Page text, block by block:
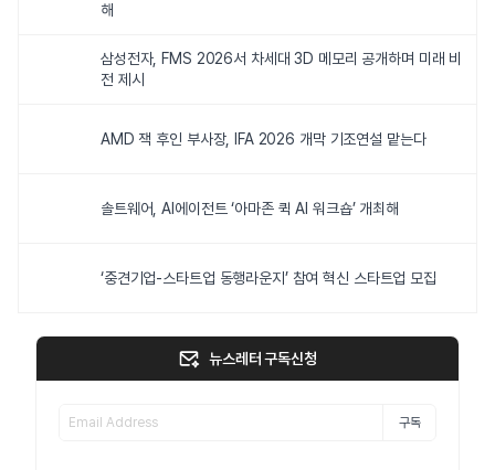
해
삼성전자, FMS 2026서 차세대 3D 메모리 공개하며 미래 비
전 제시
AMD 잭 후인 부사장, IFA 2026 개막 기조연설 맡는다
솔트웨어, AI에이전트 ‘아마존 퀵 AI 워크숍’ 개최해
‘중견기업-스타트업 동행라운지’ 참여 혁신 스타트업 모집
뉴스레터 구독신청
구독